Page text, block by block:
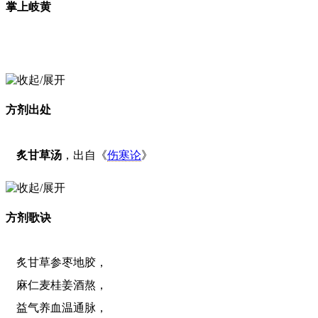
掌上岐黄
方剂出处
炙甘草汤 ，出自《伤寒论》
方剂歌诀
炙甘草参枣地胶，
麻仁麦桂姜酒熬，
益气养血温通脉，